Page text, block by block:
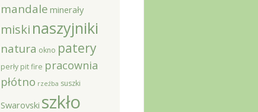
mandale minerały
miski naszyjniki
natura okno patery
perły pit fire pracownia
płótno rzeźba suszki
Swarovski szkło